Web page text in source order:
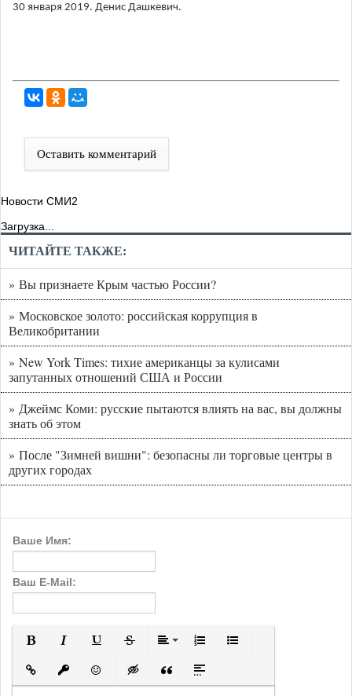
30 января 2019. Денис Дашкевич.
Оставить комментарий
Новости СМИ2
Загрузка...
ЧИТАЙТЕ ТАКЖЕ:
» Вы признаете Крым частью России?
» Московское золото: российская коррупция в
Великобритании
» New York Times: тихие американцы за кулисами
запутанных отношений США и России
» Джеймс Коми: русские пытаются влиять на вас, вы должны
знать об этом
» После "Зимней вишни": безопасны ли торговые центры в
других городах
Ваше Имя:
Ваш E-Mail:
Вставить ссылку
Вставить защищенную ссылку
Вставить смайлик
Вставка скрытого текста
Вставка цитаты
Вставка спойлера